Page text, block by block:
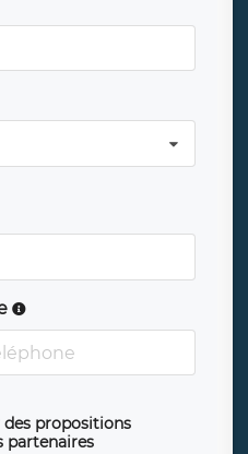
des propositions
partenaires